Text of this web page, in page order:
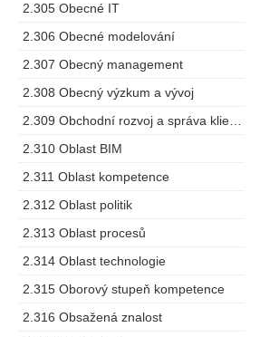
2.305 Obecné IT
2.306 Obecné modelování
2.307 Obecný management
2.308 Obecný výzkum a vývoj
2.310 Oblast BIM
2.311 Oblast kompetence
2.312 Oblast politik
2.313 Oblast procesů
2.314 Oblast technologie
2.315 Oborový stupeň kompetence
2.316 Obsažená znalost